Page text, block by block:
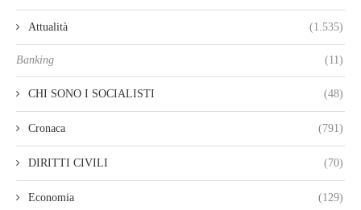
Attualità (1.535)
Banking (11)
CHI SONO I SOCIALISTI (48)
Cronaca (791)
DIRITTI CIVILI (70)
Economia (129)